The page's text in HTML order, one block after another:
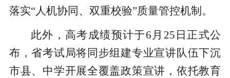
落实“人机协同、双重校验”质量管控机制。
此外，高考成绩预计于6月25日正式公
布，省考试局将同步组建专业宣讲队伍下沉
市县、中学开展全覆盖政策宣讲，依托教育